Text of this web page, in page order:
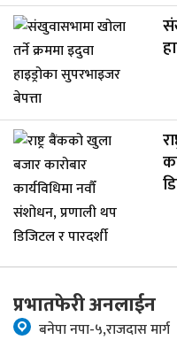
प्रभातफेरी अनलाईन
बनेपा नपा-५,राजदास मार्ग